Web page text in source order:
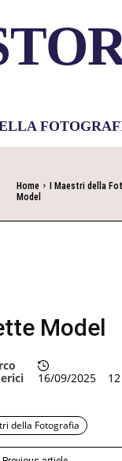
Home I Maestri della
Model
Model
16/09/2025 12
della Fotografia